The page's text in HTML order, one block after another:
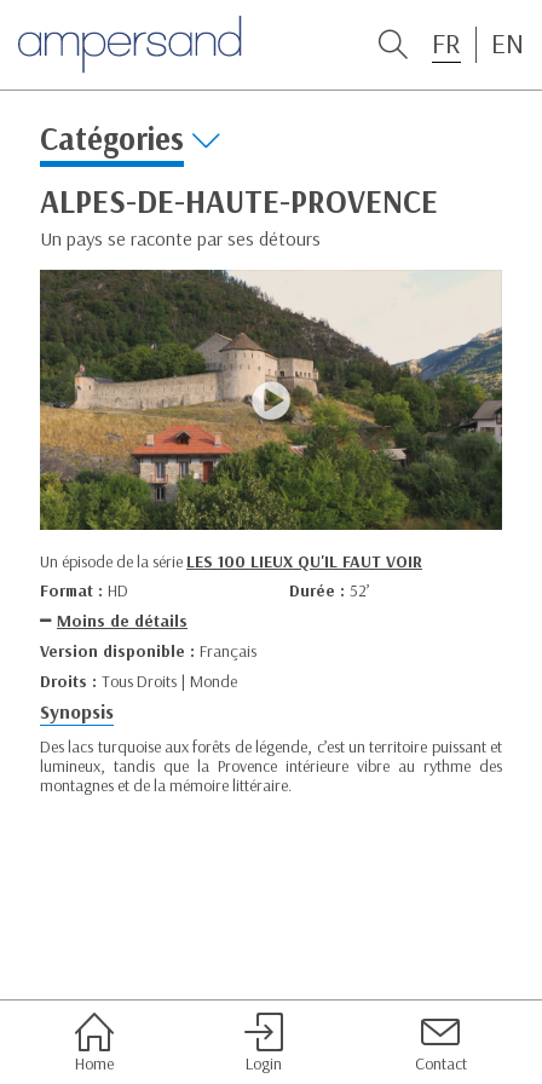
FR EN
Catégories
ALPES-DE-HAUTE-PROVENCE
Un pays se raconte par ses détours
Un épisode de la série LES 100 LIEUX QU'IL FAUT VOIR
Format : HD Durée : 52’
Moins de détails
Version disponible : Français
Droits : Tous Droits | Monde
Synopsis
Des lacs turquoise aux forêts de légende, c’est un territoire puissant et
lumineux, tandis que la Provence intérieure vibre au rythme des
montagnes et de la mémoire littéraire.
Home Login Contact